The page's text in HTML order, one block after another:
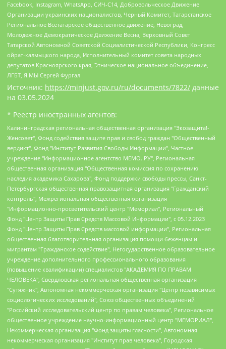
Facebook, Instagram, WhatsApp, СИЧ-С14, Добровольческое Движение
Организации украинских националистов, Черный Комитет, Татарстанское
Региональное Всетатарское общественное движение, Невоград,
Молодежное Демократическое Движение Весна, Верховный Совет
Татарской Автономной Советской Социалистической Республики, Конгресс
ойрат-калмыцкого народа, Исполнительный комитет совета народных
депутатов Красноярского края, Этническое национальное объединение,
ЛГБТ, Я.МЫ Сергей Фургал
Источник: https://minjust.gov.ru/ru/documents/7822/ данные
на 03.05.2024
* Реестр иностранных агентов:
Калининградская региональная общественная организация "Экозащита!-Женсовет", Фонд содействия защите прав и свобод граждан "Общественный вердикт", Фонд "Институт Развития Свободы Информации", Частное учреждение "Информационное агентство МЕМО. РУ", Региональная общественная организация "Общественная комиссия по сохранению наследия академика Сахарова", Фонд поддержки свободы прессы, Санкт-Петербургская общественная правозащитная организация "Гражданский контроль", Межрегиональная общественная организация "Информационно-просветительский центр "Мемориал", Региональный Фонд "Центр Защиты Прав Средств Массовой Информации", с 05.12.2023 Фонд "Центр Защиты Прав Средств массовой информации", Региональная общественная благотворительная организация помощи беженцам и мигрантам "Гражданское содействие", Негосударственное образовательное учреждение дополнительного профессионального образования (повышение квалификации) специалистов "АКАДЕМИЯ ПО ПРАВАМ ЧЕЛОВЕКА", Свердловская региональная общественная организация "Сутяжник", Автономная некоммерческая организация "Центр независимых социологических исследований", Союз общественных объединений "Российский исследовательский центр по правам человека", Региональное общественное учреждение научно-информационный центр "МЕМОРИАЛ", Некоммерческая организация "Фонд защиты гласности", Автономная некоммерческая организация "Институт прав человека", Городская общественная организация "Екатеринбургское общество "МЕМОРИАЛ", Городская общественная организация "Рязанское историко-просветительское и правозащитное общество "Мемориал" (Рязанский Мемориал), Челябинский региональный орган общественной самодеятельности – женское общественное объединение "Женщины Евразии", Челябинский региональный орган общественной самодеятельности "Уральская правозащитная группа", Фонд содействия защите здоровья и социальной справедливости имени Андрея Рылькова, Автономная Некоммерческая Организация "Аналитический Центр Юрия Левады", Автономная некоммерческая организация социальной поддержки населения "Проект Апрель", Региональная общественная организация помощи женщинам и детям, находящимся в кризисной ситуации "Информационно-методический центр "Анна", Фонд содействия развитию массовых коммуникаций и правовому просвещению "Так-так-Так", Фонд содействия устойчивому развитию "Серебряная тайга", Свердловский региональный общественный фонд социальных проектов "Новое время", "Idel.Реалии", Кавказ.Реалии, Крым.Реалии, Телеканал Настоящее Время, Татаро-башкирская служба Радио Свобода (Azatliq Radiosi), Радио Свободная Европа/Радио Свобода (PCE/PC), "Сибирь.Реалии", "Фактограф", Благотворительный фонд помощи осужденным и их семьям, Автономная некоммерческая организация "Институт глобализации и социальных движений", Фонд "В защиту прав заключенных", Частное учреждение "Центр поддержки и содействия развитию средств массовой информации", Пензенский региональный общественный благотворительный фонд "Гражданский союз", "Север.Реалии", Некоммерческая организация Фонд "Правовая инициатива", Общество с ограниченной ответственностью "Радио Свободная Европа/Радио Свобода", Чешское информационное агентство "MEDIUM-ORIENT", Красноярская региональная общественная организация "Мы против СПИДа", Камалягин Денис Николаевич, Маркелов Сергей Евгеньевич, Пономарев Лев Александрович, Савицкая Людмила Алексеевна, Автономная некоммерческая организация "Центр по работе с проблемой насилия "НАСИЛИЮ.НЕТ", Межрегиональный профессиональный союз работников здравоохранения "Альянс врачей", Юридическое лицо, зарегистрированное в Латвийской Республике, SIA "Medusa Project" (регистрационный номер 40103797863, дата регистрации 10.06.2014), Некоммерческая организация "Фонд по борьбе с коррупцией", Автономная некоммерческая организация "Институт права и публичной политики", Баданин Роман Сергеевич, Гликин Максим Александрович, Железнова Мария Михайловна, Лукьянова Юлия Сергеевна, Маетная Елизавета Витальевна, Маняхин Петр Борисович, Чуракова Ольга Владимировна, Ярош Юлия Петровна, Юридическое лицо "The Insider SIA", зарегистрированное в Риге, Латвийская Республика (дата регистрации 26.06.2015), являющееся администратором доменного имени интернет-издания "The Insider SIA", https://theins.ru, Постернак Алексей Евгеньевич, Рубин Михаил Аркадьевич, Анин Роман Александрович, Юридическое лицо Istories fonds, зарегистрированное в Латвийской Республике (регистрационный номер 50008295751, дата регистрации 24.02.2020), Великовский Дмитрий Александрович, Долинина Ирина Николаевна, Мароховская Алеся Алексеевна, Шлейнов Роман Юрьевич, Шмагун Олеся Валентиновна, Общество с ограниченной ответственностью "Альтаир 2021", Общество с ограниченной ответственностью "Вега 2021", Общество с ограниченной ответственностью "Главный редактор 2021", Общество с ограниченной ответственностью "Ромашки монолит", Важенков Артем Валерьевич, Ивановская областная общественная организация "Центр гендерных исследований", Гурман Юрий Альбертович, Медиапроект "ОВД-Инфо", Егоров Владимир Владимирович, Жилинский Владимир Александрович, Общество с ограниченной ответственностью "ЗП", Иванова София Юрьевна, Карезина Инна Павловна, Кильтау Екатерина Викторовна, Петров Алексей Викторович, Пискунов Сергей Евгеньевич, Смирнов Сергей Сергеевич, Тихонов Михаил Сергеевич, Общество с ограниченной ответственностью "ЖУРНАЛИСТ-ИНОСТРАННЫЙ АГЕНТ", Арапова Галина Юрьевна, Вольтская Татьяна Анатольевна, Американская компания "Mason G.E.S. Anonymous Foundation" (США), являющаяся владельцем интернет-издания https://mnews.world/, Компания "Stichting Bellingcat", зарегистрированная в Нидерландах (дата регистрации 11.07.2018), Захаров Андрей Вячеславович, Клепиковская Екатерина Дмитриевна, Общество с ограниченной ответственностью "МЕМО", Перл Роман Александрович, Симонов Евгений Алексеевич, Соловьева Елена Анатольевна, Сотников Даниил Владимирович, Сурначева Елизавета Дмитриевна, Автономная некоммерческая организация по защите прав человека и информированию населения "Якутия – Наше Мнение", Общество с ограниченной ответственностью "Москоу диджитал медиа", с 26.01.2023 Общество с ограниченной ответственностью "Чайка Белые сады", Ветошкина Валерия Валерьевна, Заговора Максим Александрович, Межрегиональное общественное движение "Российская ЛГБТ - сеть", Оленичев Максим Владимирович, Павлов Иван Юрьевич, Скворцова Елена Сергеевна, Общество с ограниченной ответственностью "Как бы инагент", Кочетков Игорь Викторович, Общество с ограниченной ответственностью "Честные выборы", Еланчик Олег Александрович, Общество с ограниченной ответственностью "Нобелевский призыв", Гималова Регина Эмилевна, Григорьев Андрей Валерьевич, Григорьева Алина Александровна, Ассоциация по содействию защите прав призывников, альтернативнослужащих и военнослужащих "Правозащитная группа "Гражданин.Армия.Право", Хисамова Регина Фаритовна, Автономная некоммерческая организация по реализации социально-правовых программ "Лилит", Дальневосточное общественное движение "Маяк", Санкт-Петербургская ЛГБТ-инициативная группа "Выход", Инициативная группа ЛГБТ+ "Реверс", Алексеев Андрей Викторович, Бекбулатова Таисия Львовна, Беляев Иван Михайлович, Владыкина Елена Сергеевна, Гельман Марат Александрович, Никульшина Вероника Юрьевна, Толоконникова Надежда Андреевна, Шендерович Виктор Анатольевич, Общество с ограниченной ответственностью "Данное сообщение", Общество с ограниченной ответственностью Издательский дом "Новая глава", Айнбиндер Александра Александровна, Московский комьюнити-центр для ЛГБТ+инициатив, Благотворительный фонд развития филантропии, Deutsche Welle (Германия, Kurt-Schumacher-Strasse 3, 53113 Bonn), Борзунова Мария Михайловна, Воробьев Виктор Викторович, Голубева Анна Львовна, Константинова Алла Михайловна, Малкова Ирина Владимировна, Мурадов Мурад Абдулгалимович, Осетинская Елизавета Николаевна, Понасенков Евгений Николаевич, Ганапольский Матвей Юрьевич, Киселев Евгений Алексеевич, Борухович Ирина Григорьевна, Дремин Иван Тимофеевич, Дубровский Дмитрий Викторович, Красноярская региональная общественная организация поддержки и развития альтернативных образовательных технологий и межкультурных коммуникаций "ИНТЕРРА", Маяковская Екатерина Алексеевна, Фейгин Марк Захарович, Филимонов Андрей Викторович, Дзугкоева Регина Николаевна, Доброхотов Роман Александрович, Дудь Юрий Александрович, Елкин Сергей Владимирович, Кругликов Кирилл Игоревич, Сабунаева Мария Леонидовна, Семенов Алексей Владимирович, Шаинян Карен Багратович, Шульман Екатерина Михайловна, Асафьев Артур Валерьевич, Вахштайн Виктор Семенович, Венедиктов Алексей Алексеевич, Лушникова Екатерина Евгеньевна, Волков Леонид Михайлович, Невзоров Александр Глебович, Пархоменко Сергей Борисович, Сироткин Ярослав Николаевич, Кара-Мурза Владимир Владимирович, Баранова Наталья Владимировна, Гозман Леонид Яковлевич, Кагарлицкий Борис Юльевич, Климарев Михаил Валерьевич, Милов Владимир Станиславович, Автономная некоммерческая организация Краснодарский центр современного искусства "Типография", Моргенштерн Алишер Тагирович, Соболь Любовь Эдуардовна, Общество с ограниченной ответственностью "ЛИЗА НОРМ", Каспаров Гарри Кимович, Ходорковский Михаил Борисович, Общество с ограниченной ответственностью "Апрельские тезисы", Данилович Ирина Брониславовна, Кашин Олег Владимирович, Петров Николай Владимирович, Пивоваров Алексей Владимирович, Соколов Михаил Владимирович, Цветкова Юлия Владимировна, Чичваркин Евгений Александрович, Комитет против пыток/Команда против пыток, Общество с ограниченной ответственностью "Первый научный", Общество с ограниченной ответственностью "Вертолет и ко", Белоцерковская Вероника Борисовна, Кац Максим Евгеньевич, Лазарева Татьяна Юрьевна, Шаведдинов Руслан Табризович, Яшин Илья Валерьевич, Общество с ограниченной ответственностью "Иноагент ААВ", Алешковский Дмитрий Петрович, Альбац Евгения Марковна, Быков Дмитрий Львович, Галямина Юлия Евгеньевна, Лойко Сергей Леонидович, Мартынов Кирилл Константинович, Медведев Сергей Александрович, Крашенинников Федор Геннадиевич, Гордеева Катерина Вл